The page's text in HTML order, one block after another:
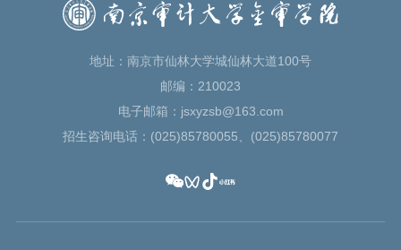
地址：南京市仙林大学城仙林大道100号
邮编：210023
电子邮箱：jsxyzsb@163.com
招生咨询电话：(025)85780055、(025)85780077